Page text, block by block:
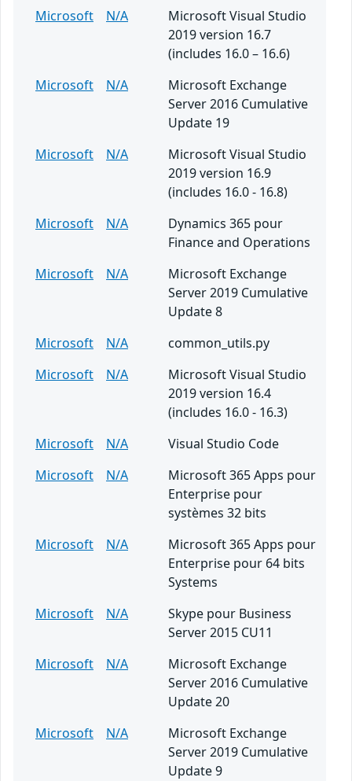
Microsoft
N/A
Microsoft Visual Studio
2019 version 16.7
(includes 16.0 – 16.6)
Microsoft
N/A
Microsoft Exchange
Server 2016 Cumulative
Update 19
Microsoft
N/A
Microsoft Visual Studio
2019 version 16.9
(includes 16.0 - 16.8)
Microsoft
N/A
Dynamics 365 pour
Finance and Operations
Microsoft
N/A
Microsoft Exchange
Server 2019 Cumulative
Update 8
Microsoft
N/A
common_utils.py
Microsoft
N/A
Microsoft Visual Studio
2019 version 16.4
(includes 16.0 - 16.3)
Microsoft
N/A
Visual Studio Code
Microsoft
N/A
Microsoft 365 Apps pour
Enterprise pour
systèmes 32 bits
Microsoft
N/A
Microsoft 365 Apps pour
Enterprise pour 64 bits
Systems
Microsoft
N/A
Skype pour Business
Server 2015 CU11
Microsoft
N/A
Microsoft Exchange
Server 2016 Cumulative
Update 20
Microsoft
N/A
Microsoft Exchange
Server 2019 Cumulative
Update 9